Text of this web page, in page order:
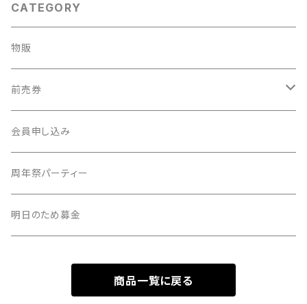
CATEGORY
物販
前売券
新・社会科見学
会員申し込み
周年祭パーティー
明日のため募金
商品一覧に戻る